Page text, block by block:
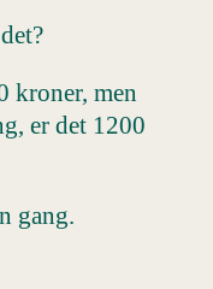
kroner, men
er det 1200
gang.